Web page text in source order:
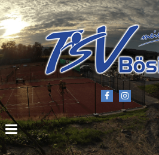
TSV
BÖSINGFELD
E.V.